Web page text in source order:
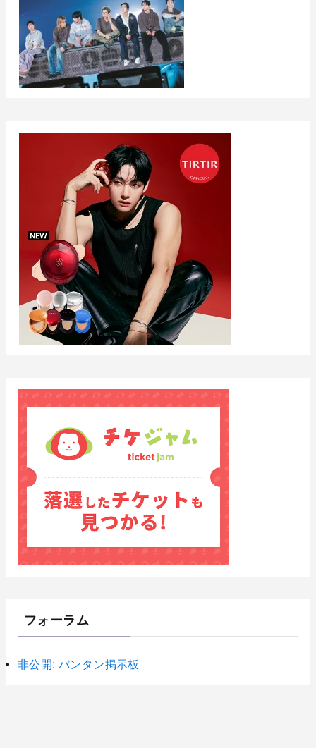
フォーラム
非公開: バンタン掲示板